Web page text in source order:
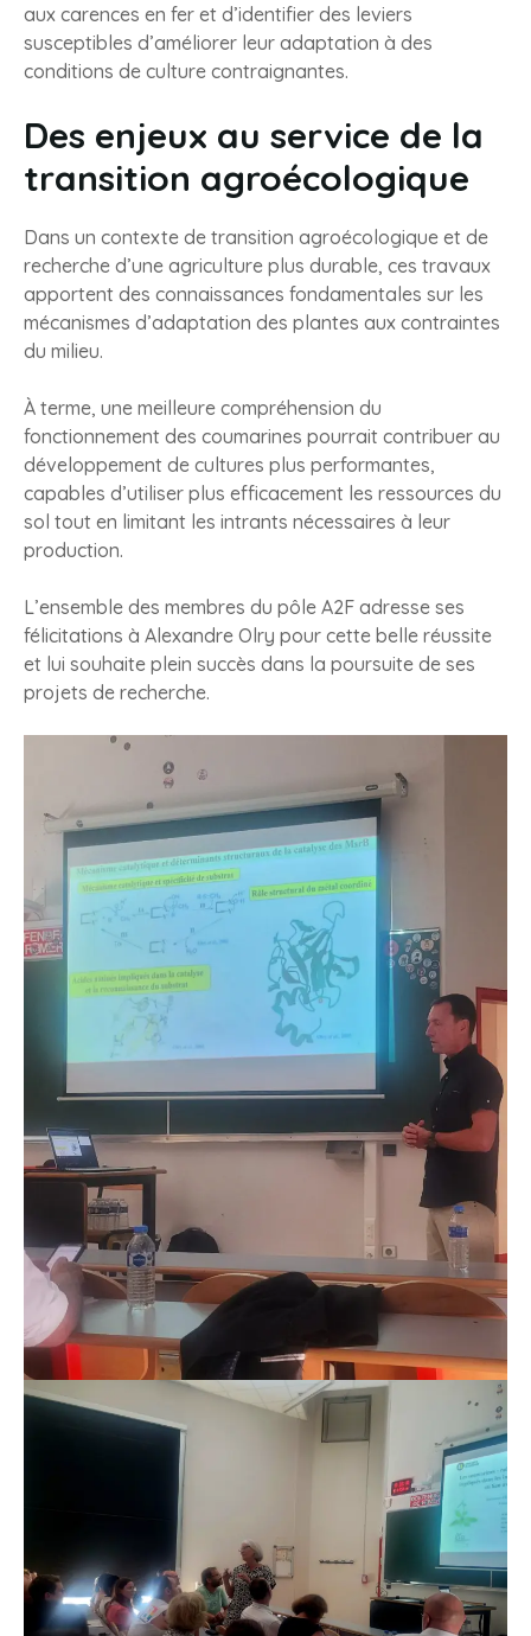
aux carences en fer et d’identifier des leviers
susceptibles d’améliorer leur adaptation à des
conditions de culture contraignantes.
Des enjeux au service de la
transition agroécologique
Dans un contexte de transition agroécologique et de
recherche d’une agriculture plus durable, ces travaux
apportent des connaissances fondamentales sur les
mécanismes d’adaptation des plantes aux contraintes
du milieu.
À terme, une meilleure compréhension du
fonctionnement des coumarines pourrait contribuer au
développement de cultures plus performantes,
capables d’utiliser plus efficacement les ressources du
sol tout en limitant les intrants nécessaires à leur
production.
L’ensemble des membres du pôle A2F adresse ses
félicitations à Alexandre Olry pour cette belle réussite
et lui souhaite plein succès dans la poursuite de ses
projets de recherche.